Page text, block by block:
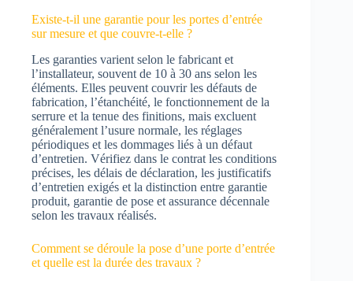
Existe-t-il une garantie pour les portes d’entrée
sur mesure et que couvre-t-elle ?
Les garanties varient selon le fabricant et
l’installateur, souvent de 10 à 30 ans selon les
éléments. Elles peuvent couvrir les défauts de
fabrication, l’étanchéité, le fonctionnement de la
serrure et la tenue des finitions, mais excluent
généralement l’usure normale, les réglages
périodiques et les dommages liés à un défaut
d’entretien. Vérifiez dans le contrat les conditions
précises, les délais de déclaration, les justificatifs
d’entretien exigés et la distinction entre garantie
produit, garantie de pose et assurance décennale
selon les travaux réalisés.
Comment se déroule la pose d’une porte d’entrée
et quelle est la durée des travaux ?